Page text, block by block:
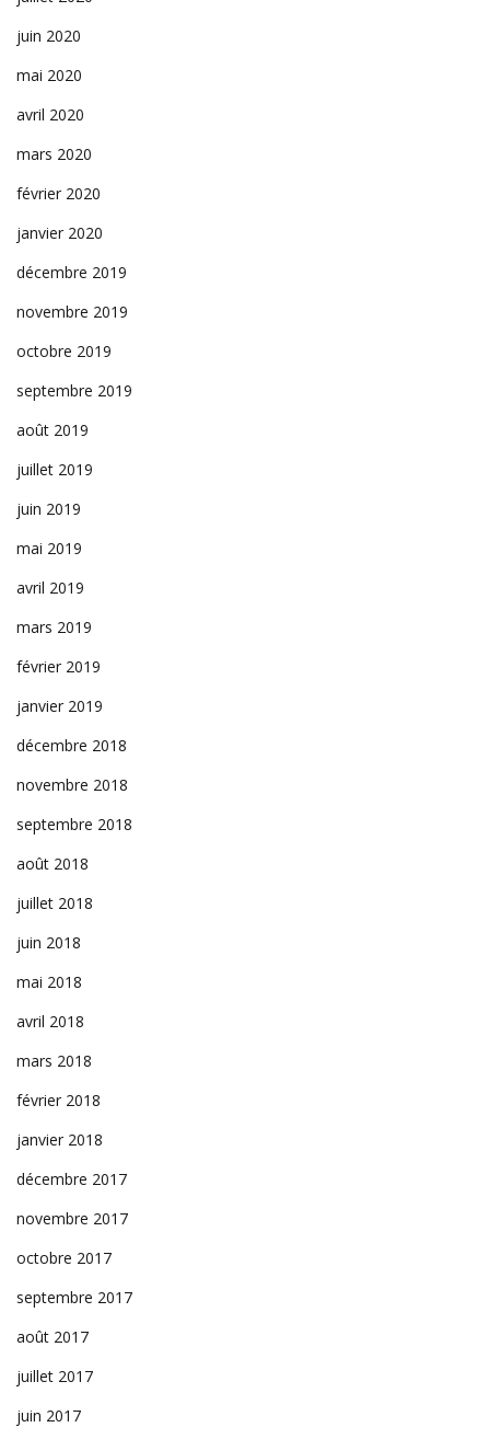
juin 2020
mai 2020
avril 2020
mars 2020
février 2020
janvier 2020
décembre 2019
novembre 2019
octobre 2019
septembre 2019
août 2019
juillet 2019
juin 2019
mai 2019
avril 2019
mars 2019
février 2019
janvier 2019
décembre 2018
novembre 2018
septembre 2018
août 2018
juillet 2018
juin 2018
mai 2018
avril 2018
mars 2018
février 2018
janvier 2018
décembre 2017
novembre 2017
octobre 2017
septembre 2017
août 2017
juillet 2017
juin 2017